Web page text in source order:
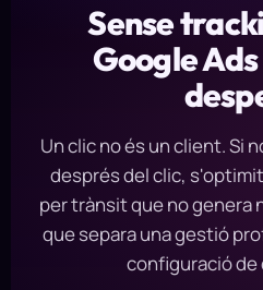
Sense
Google
Un clic no és un client. Si
després del clic,
per trànsit que no genera
que separa una gestió
configuració de